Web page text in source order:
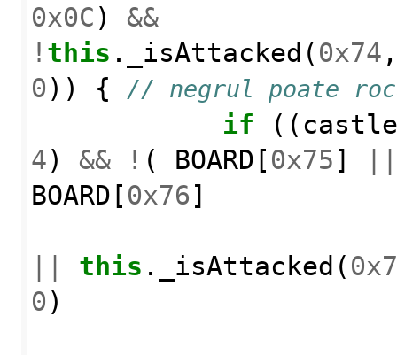
0x0C )
&&
! this . _isAttacked ( 0x74
0 )) { // negrul poate
if ((
4) && ! ( BOARD [ 0x75 ]
BOARD [ 0x76 ]
this . _isAttacked (
0 )